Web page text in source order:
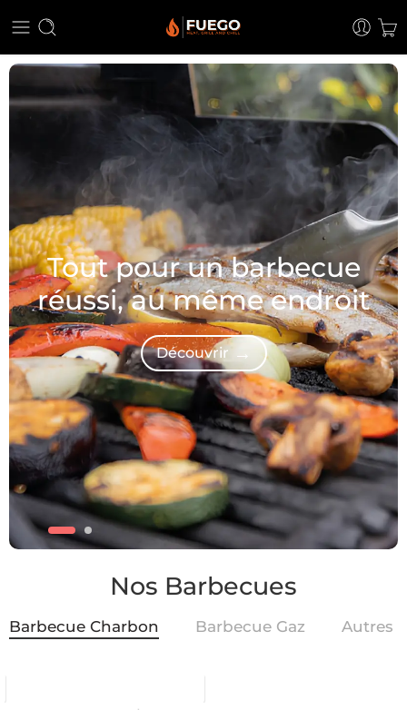
Tout pour un barbecue
réussi, au même endroit
Découvrir →
Nos Barbecues
Barbecue Charbon Barbecue Gaz Autres